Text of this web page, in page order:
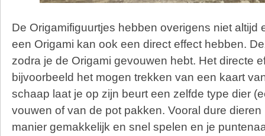
De Origamifiguurtjes hebben overigens niet altijd
een Origami kan ook een direct effect hebben.
zodra je de Origami gevouwen hebt. Het directe
bijvoorbeeld het mogen trekken van een kaart
schaap laat je op zijn beurt een zelfde type dier
vouwen of van de pot pakken. Vooral dure
manier gemakkelijk en snel spelen en je